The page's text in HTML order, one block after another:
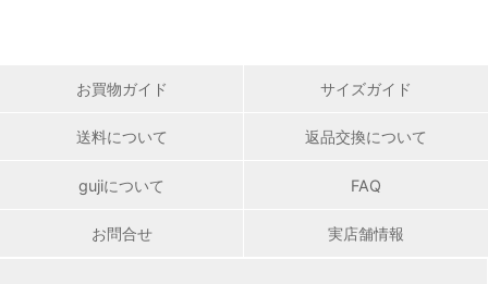
お買物ガイド サイズガイド
送料について 返品交換について
gujiについて FAQ
お問合せ 実店舗情報